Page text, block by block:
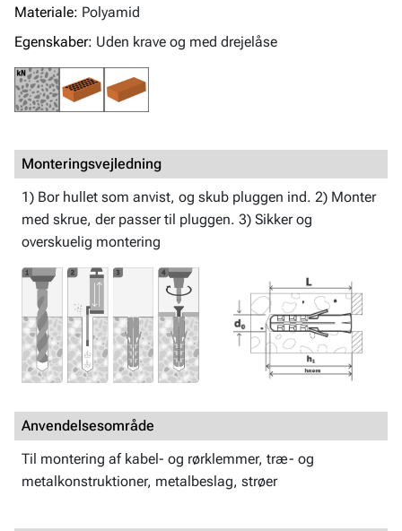
Materiale: Polyamid
Egenskaber: Uden krave og med drejelåse
Monteringsvejledning
1) Bor hullet som anvist, og skub pluggen ind. 2) Monter
med skrue, der passer til pluggen. 3) Sikker og
overskuelig montering
Anvendelsesområde
Til montering af kabel- og rørklemmer, træ- og
metalkonstruktioner, metalbeslag, strøer